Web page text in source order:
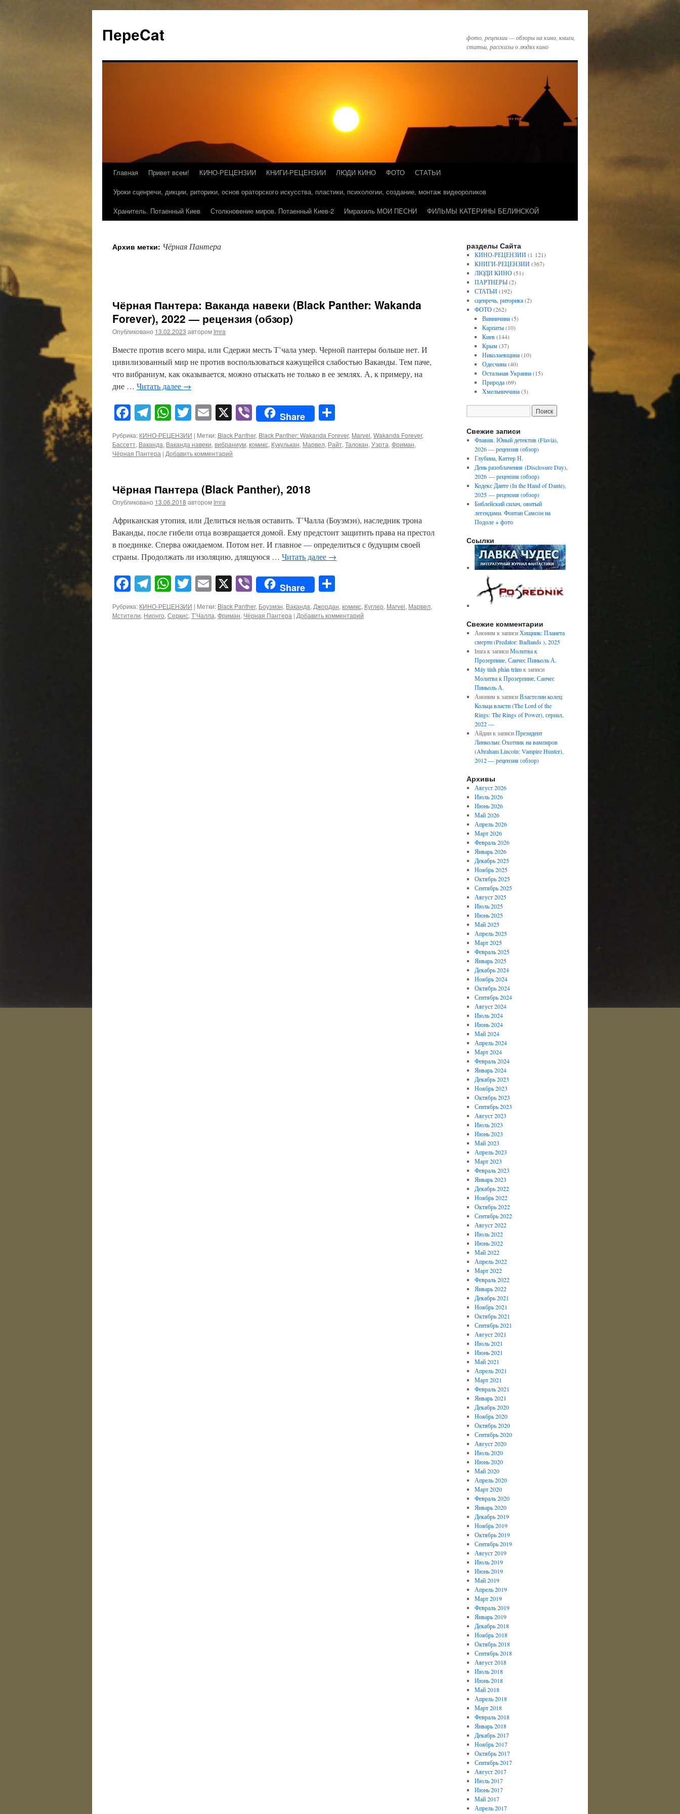
ПереCat
фото, рецензии — обзоры на кино, книги,
статьи, рассказы о людях кино
Главная Привет всем! КИНО-РЕЦЕНЗИИ КНИГИ-РЕЦЕНЗИИ ЛЮДИ КИНО ФОТО
СТАТЬИ
Уроки сценречи, дикции, риторики, основ ораторского искусства, пластики, психологии, создание, монтаж видеороликов
Хранитель. Потаенный Киев
Столкновение миров. Потаенный Киев-2 Имрахиль МОИ ПЕСНИ ФИЛЬМЫ КАТЕРИНЫ БЕЛИНСКОЙ
Архив метки: Чёрная Пантера
Чёрная Пантера: Ваканда навеки (Black Panther: Wakanda
Forever), 2022 — рецензия (обзор)
Опубликовано 13.02.2023 автором Imra
Вместе против всего мира, или Сдержи месть Т’чала умер. Черной пантеры больше нет. И
цивилизованный мир не против воспользоваться кажущейся слабостью Ваканды. Тем паче,
что вибраниум, как оказывается, можно отыскать не только в ее землях. А, к примеру, на
дне … Читать далее →
Facebook
Telegram
WhatsApp
Twitter
Email
X ViberShare
Рубрика: КИНО-РЕЦЕНЗИИ | Метки: Black Panther, Black Panther: Wakanda Forever, Marvel,Wakanda Forever,
Бассетт, Ваканда, Ваканда навеки,вибраниум,комикс, Кукулькан, Марвел, Райт,Талокан,Уэрта,Фриман,
Чёрная Пантера | Добавить комментарий
Чёрная Пантера (Black Panther), 2018
Опубликовано 13.06.2018 автором Imra
Африканская утопия, или Делиться нельзя оставить. Т’Чалла (Боузмэн), наследник трона
Ваканды, после гибели отца возвращается домой. Ему предстоит защитить права на престол
в поединке. Сперва ожидаемом. Потом нет. И главное — определиться с будущим своей
страны. Продолжать ли изоляцию, длящуюся … Читать далее →
Facebook
Telegram
WhatsApp
Twitter
Email
X ViberShare
Рубрика: КИНО-РЕЦЕНЗИИ | Метки: Black Panther, Боузмэн, Вакандa, Джордан, комикс, Куглер, Маrvel, Марвел,
Мстители, Нионго, Серкис, Т’Чалла, Фриман, Чёрная Пантера | Добавить комментарий
разделы Сайта
КИНО-РЕЦЕНЗИИ(1 121)
КНИГИ-РЕЦЕНЗИИ(367)
ЛЮДИ КИНО(51)
ПАРТНЕРЫ(2)
СТАТЬИ(192)
сценречь, риторика(2)
ФОТО(262)
Винничина(5)
Карпаты(10)
Киев(144)
Крым(37)
Николаевщина(10)
Одесчина(40)
Остальная Украина(15)
Природа(69)
Хмельниччина(3)
Свежие записи
Флавия. Юный детектив (Flavia),
2026 — рецензия (обзор)
Глубина, Каттер Н.
День разоблачения (Disclosure Day),
2026 — рецензия (обзор)
Кодекс Данте (In the Hand of Dante),
2025 — рецензия (обзор)
Библейский силач, овитый
легендами. Фонтан Самсон на
Подоле + фото
Ссылки
Свежие комментарии
Аноним к записиХищник: Планета
смерти (Predator: Badlands ), 2025
Imraк записиМолитва к
Прозерпине, Санчес Пиньоль А.
Máy tính phần trămк записи
Молитва к Прозерпине, Санчес
Пиньоль А.
Аноним к записиВластелин колец:
Кольца власти (The Lord of the
Rings: The Rings of Power), сериал,
2022 —
Айдинк записиПрезидент
Линкольн: Охотник на вампиров
(Abraham Lincoln: Vampire Hunter),
2012 — рецензия (обзор)
Архивы
Август 2026
Июль 2026
Июнь 2026
Май 2026
Апрель 2026
Март 2026
Февраль 2026
Январь 2026
Декабрь 2025
Ноябрь 2025
Октябрь 2025
Сентябрь 2025
Август 2025
Июль 2025
Июнь 2025
Май 2025
Апрель 2025
Март 2025
Февраль 2025
Январь 2025
Декабрь 2024
Ноябрь 2024
Октябрь 2024
Сентябрь 2024
Август 2024
Июль 2024
Июнь 2024
Май 2024
Апрель 2024
Март 2024
Февраль 2024
Январь 2024
Декабрь 2023
Ноябрь 2023
Октябрь 2023
Сентябрь 2023
Август 2023
Июль 2023
Июнь 2023
Май 2023
Апрель 2023
Март 2023
Февраль 2023
Январь 2023
Декабрь 2022
Ноябрь 2022
Октябрь 2022
Сентябрь 2022
Август 2022
Июль 2022
Июнь 2022
Май 2022
Апрель 2022
Март 2022
Февраль 2022
Январь 2022
Декабрь 2021
Ноябрь 2021
Октябрь 2021
Сентябрь 2021
Август 2021
Июль 2021
Июнь 2021
Май 2021
Апрель 2021
Март 2021
Февраль 2021
Январь 2021
Декабрь 2020
Ноябрь 2020
Октябрь 2020
Сентябрь 2020
Август 2020
Июль 2020
Июнь 2020
Май 2020
Апрель 2020
Март 2020
Февраль 2020
Январь 2020
Декабрь 2019
Ноябрь 2019
Октябрь 2019
Сентябрь 2019
Август 2019
Июль 2019
Июнь 2019
Май 2019
Апрель 2019
Март 2019
Февраль 2019
Январь 2019
Декабрь 2018
Ноябрь 2018
Октябрь 2018
Сентябрь 2018
Август 2018
Июль 2018
Июнь 2018
Май 2018
Апрель 2018
Март 2018
Февраль 2018
Январь 2018
Декабрь 2017
Ноябрь 2017
Октябрь 2017
Сентябрь 2017
Август 2017
Июль 2017
Июнь 2017
Май 2017
Апрель 2017